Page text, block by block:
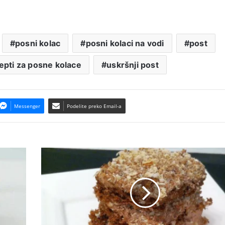
posni kolac posni kolaci na vodi post
za posne kolace uskršnji post
Messenger Podelite preko Email-a
Rocher